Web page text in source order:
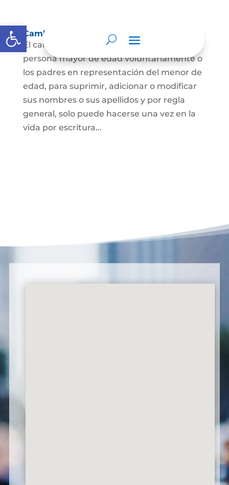
Abrir barra de herramientas
Cambio Nombre
El cambio de nombre lo podrá hacer la
persona mayor de edad voluntariamente o
los padres en representación del menor de
edad, para suprimir, adicionar o modificar
sus nombres o sus apellidos y por regla
general, solo puede hacerse una vez en la
vida por escritura...